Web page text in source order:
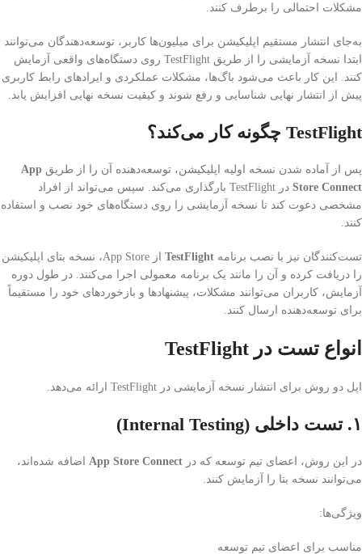
مشکلات احتمالی را برطرف کنند.
به‌جای انتشار مستقیم اپلیکیشن برای میلیون‌ها کاربر، توسعه‌دهندگان می‌توانند
ابتدا نسخه آزمایشی را از طریق TestFlight روی دستگاه‌های واقعی آزمایش
کنند. این کار باعث می‌شود باگ‌ها، مشکلات عملکردی و ایرادهای رابط کاربری
پیش از انتشار نهایی شناسایی و رفع شوند و کیفیت نسخه نهایی افزایش یابد.
TestFlight چگونه کار می‌کند؟
پس از آماده شدن نسخه اولیه اپلیکیشن، توسعه‌دهنده آن را از طریق App
Store Connect
در TestFlight بارگذاری می‌کند. سپس می‌تواند از افراد
مشخصی دعوت کند تا نسخه آزمایشی را روی دستگاه‌های خود نصب و استفاده
کنند.
تست‌کنندگان نیز با نصب برنامه TestFlight
از App Store، نسخه بتای اپلیکیشن
را دریافت کرده و آن را مانند یک برنامه معمولی اجرا می‌کنند. در طول دوره
آزمایش، کاربران می‌توانند مشکلات، پیشنهادها و بازخوردهای خود را مستقیماً
برای توسعه‌دهنده ارسال کنند.
انواع تست در TestFlight
اپل دو روش برای انتشار نسخه آزمایشی در TestFlight ارائه می‌دهد.
۱. تست داخلی (Internal Testing)
در این روش، اعضای تیم توسعه که در App Store Connect اضافه شده‌اند،
می‌توانند نسخه بتا را آزمایش کنند.
ویژگی‌ها:
مناسب برای اعضای تیم توسعه